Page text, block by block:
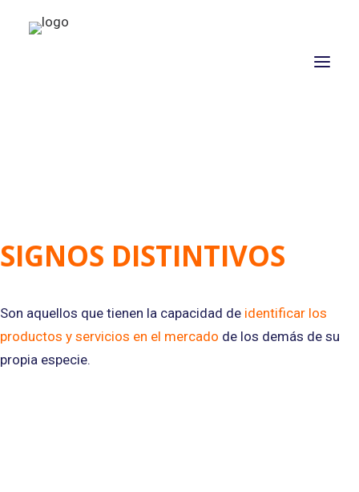
ACTUALIDAD
CONTACTO
CAMPAÑAS
SIGNOS DISTINTIVOS
Son aquellos que tienen la capacidad de identificar los
productos y servicios en el mercado de los demás de su
propia especie.